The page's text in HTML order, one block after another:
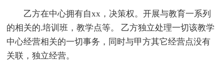
乙方在中心拥有自xx，决策权。开展与教育一系列
的相关的.培训班，教学点等。 乙方独立处理一切该教学
中心经营相关的一切事务，同时与甲方其它经营点没有
关联，独立经营。